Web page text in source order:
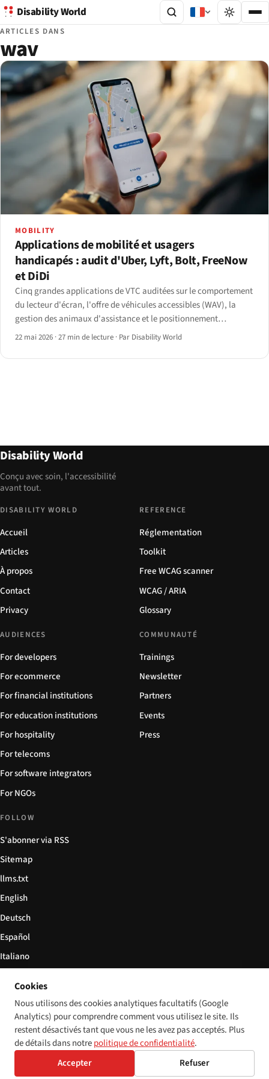
Disability World
ARTICLES DANS
wav
MOBILITY
Applications de mobilité et usagers
handicapés : audit d'Uber, Lyft, Bolt, FreeNow
et DiDi
Cinq grandes applications de VTC auditées sur le comportement
du lecteur d'écran, l'offre de véhicules accessibles (WAV), la
gestion des animaux d'assistance et le positionnement
réglementaire — du règlement DOJ-Uber 2021 à l'Article 4 de
22 mai 2026 ·27 min de lecture · Par Disability World
Disability World
Conçu avec soin, l'accessibilité
avant tout.
DISABILITY WORLD
Accueil
Articles
À propos
Contact
Privacy
REFERENCE
Réglementation
Toolkit
Free WCAG scanner
WCAG / ARIA
Glossary
AUDIENCES
For developers
For ecommerce
For financial institutions
For education institutions
For hospitality
For telecoms
For software integrators
For NGOs
COMMUNAUTÉ
Trainings
Newsletter
Partners
Events
Press
FOLLOW
S'abonner via RSS
Sitemap
llms.txt
English
Deutsch
Español
Italiano
© 2026 Disability World. Tous droits réservés. Cookie settings
DeutschEspañol 简体中文Polski
Cookies
Nous utilisons des cookies analytiques facultatifs (Google
Analytics) pour comprendre comment vous utilisez le site. Ils
restent désactivés tant que vous ne les avez pas acceptés. Plus
de détails dans notrepolitique de confidentialité.
Accepter
Refuser